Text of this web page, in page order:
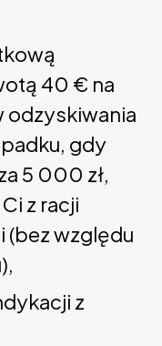
40 € na
gdy
5 000 zł,
z racji
(bez względu
z